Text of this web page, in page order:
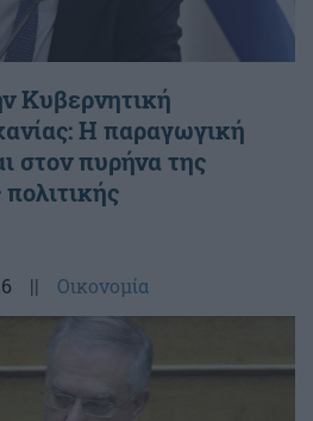
Κυβερνητική
Η παραγωγική
στον πυρήνα της
|| Οικονομία